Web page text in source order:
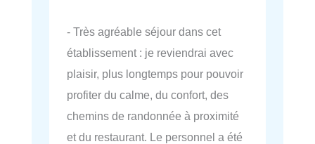
- Très agréable séjour dans cet
établissement : je reviendrai avec
plaisir, plus longtemps pour pouvoir
profiter du calme, du confort, des
chemins de randonnée à proximité
et du restaurant. Le personnel a été